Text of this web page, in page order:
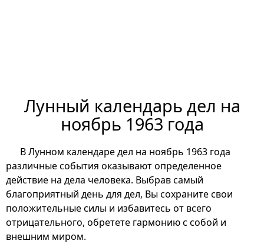
Лунный календарь дел на
ноябрь 1963 года
В Лунном календаре дел на ноябрь 1963 года
различные события оказывают определенное
действие на дела человека. Выбрав самый
благоприятный день для дел, Вы сохраните свои
положительные силы и избавитесь от всего
отрицательного, обретете гармонию с собой и
внешним миром.